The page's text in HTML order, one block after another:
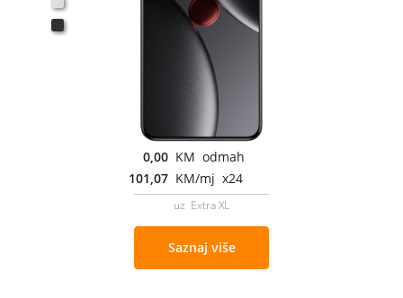
0,00 KM odmah
101,07 KM/mj x24
uz Extra XL
Saznaj više